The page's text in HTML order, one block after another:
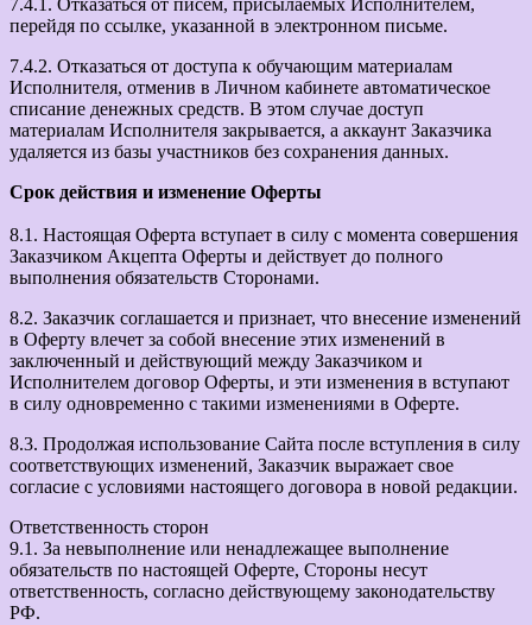
7.4.1. Отказаться от писем, присылаемых Исполнителем,
перейдя по ссылке, указанной в электронном письме.
7.4.2. Отказаться от доступа к обучающим материалам
Исполнителя, отменив в Личном кабинете автоматическое
списание денежных средств. В этом случае доступ
материалам Исполнителя закрывается, а аккаунт Заказчика
удаляется из базы участников без сохранения данных.
Срок действия и изменение Оферты
8.1. Настоящая Оферта вступает в силу с момента совершения
Заказчиком Акцепта Оферты и действует до полного
выполнения обязательств Сторонами.
8.2. Заказчик соглашается и признает, что внесение изменений
в Оферту влечет за собой внесение этих изменений в
заключенный и действующий между Заказчиком и
Исполнителем договор Оферты, и эти изменения в вступают
в силу одновременно с такими изменениями в Оферте.
8.3. Продолжая использование Сайта после вступления в силу
соответствующих изменений, Заказчик выражает свое
согласие с условиями настоящего договора в новой редакции.
Ответственность сторон
9.1. За невыполнение или ненадлежащее выполнение
обязательств по настоящей Оферте, Стороны несут
ответственность, согласно действующему законодательству
РФ.